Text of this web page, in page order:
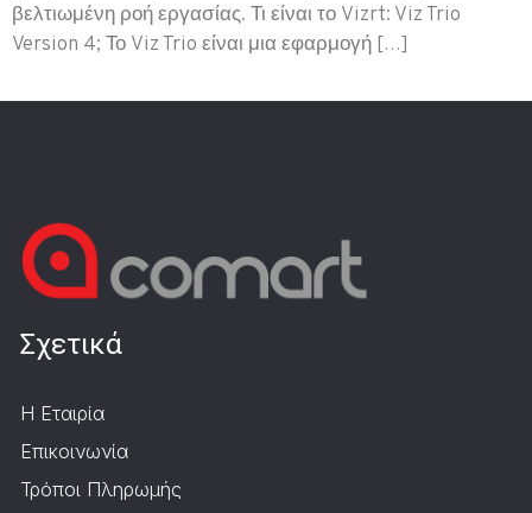
βελτιωμένη ροή εργασίας. Τι είναι το Vizrt: Viz Trio
Version 4; Το Viz Trio είναι μια εφαρμογή […]
Σχετικά
Η Εταιρία
Επικοινωνία
Τρόποι Πληρωμής